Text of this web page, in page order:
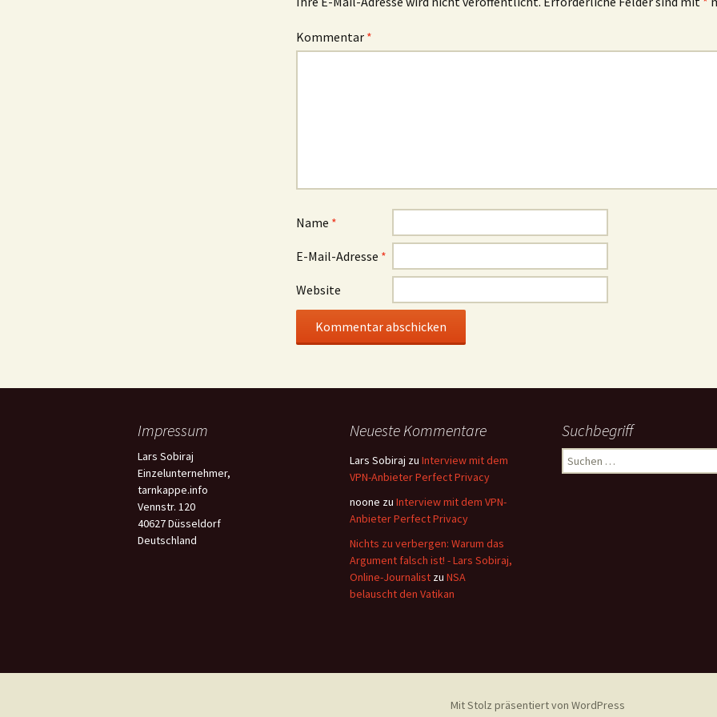
Kommentar *
Name *
E-Mail-Adresse *
Website
Impressum
Lars Sobiraj
Einzelunternehmer,
tarnkappe.info
Vennstr. 120
40627 Düsseldorf
Deutschland
Neueste Kommentare
Lars Sobiraj zu Interview mit dem
VPN-Anbieter Perfect Privacy
noone zu Interview mit dem VPN-
Anbieter Perfect Privacy
Nichts zu verbergen: Warum das
Argument falsch ist! - Lars Sobiraj,
Online-Journalist zu NSA
belauscht den Vatikan
Suchbegriff
Suchen
nach:
Mit Stolz präsentiert von WordPress